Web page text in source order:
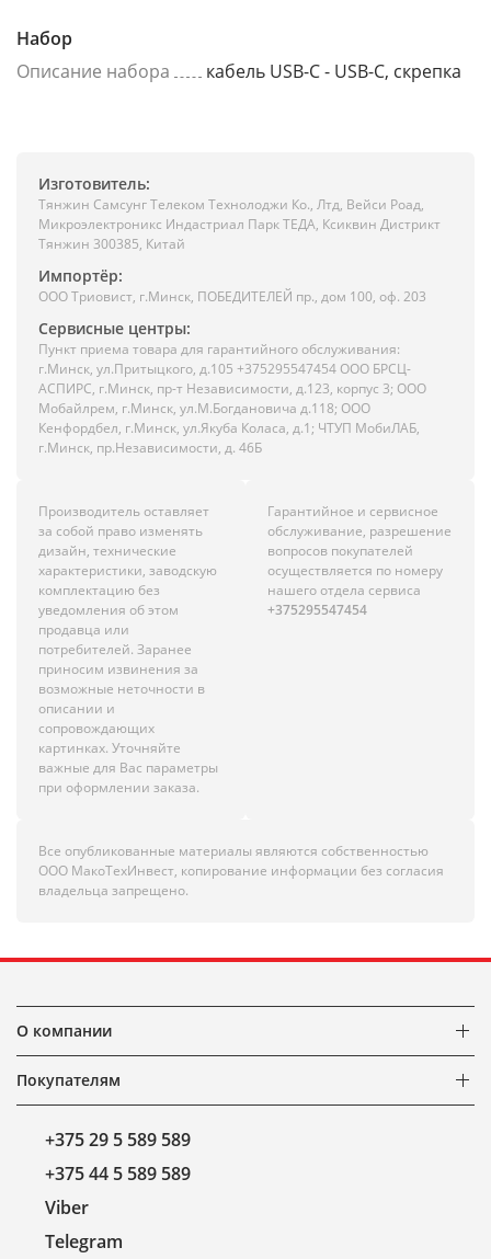
Набор
Описание набора
кабель USB-C - USB-C, скрепка
Изготовитель:
Тянжин Самсунг Телеком Технолоджи Ко., Лтд, Вейси Роад,
Микроэлектроникс Индастриал Парк ТЕДА, Ксиквин Дистрикт
Тянжин 300385, Китай
Импортёр:
ООО Триовист, г.Минск, ПОБЕДИТЕЛЕЙ пр., дом 100, оф. 203
Сервисные центры:
Пункт приема товара для гарантийного обслуживания:
г.Минск, ул.Притыцкого, д.105 +375295547454 ООО БРСЦ-
АСПИРС, г.Минск, пр-т Независимости, д.123, корпус 3; ООО
Мобайлрем, г.Минск, ул.М.Богдановича д.118; ООО
Кенфордбел, г.Минск, ул.Якуба Коласа, д.1; ЧТУП МобиЛАБ,
г.Минск, пр.Независимости, д. 46Б
Производитель оставляет
за собой право изменять
дизайн, технические
характеристики, заводскую
комплектацию без
уведомления об этом
продавца или
потребителей. Заранее
приносим извинения за
возможные неточности в
описании и
сопровождающих
картинках. Уточняйте
важные для Вас параметры
при оформлении заказа.
Гарантийное и сервисное
обслуживание, разрешение
вопросов покупателей
осуществляется по номеру
нашего отдела сервиса
+375295547454
Все опубликованные материалы являются собственностью
ООО МакоТехИнвест, копирование информации без согласия
владельца запрещено.
О компании
Покупателям
+375 29 5 589 589
+375 44 5 589 589
Viber
Telegram